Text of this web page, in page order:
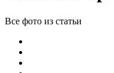
Все фото из статьи